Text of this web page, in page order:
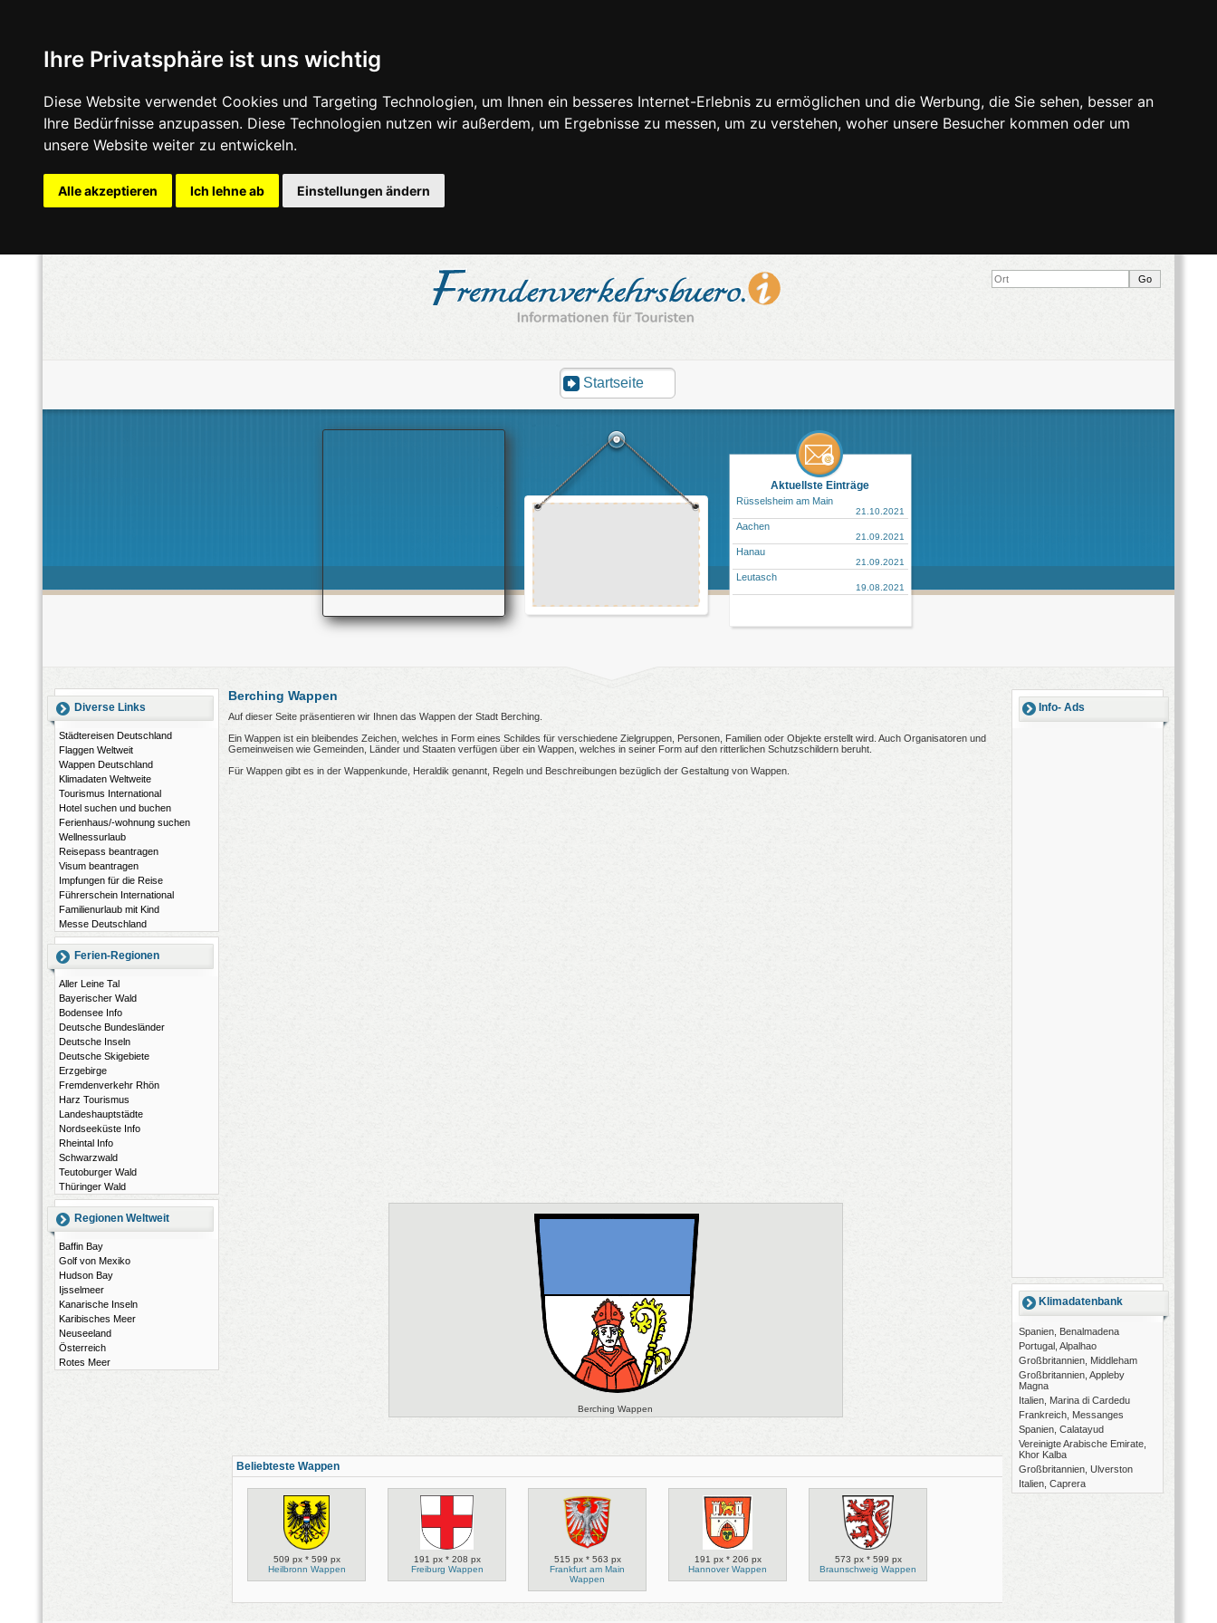
Ihre Privatsphäre ist uns wichtig
Diese Website verwendet Cookies und Targeting Technologien, um Ihnen ein besseres Internet-Erlebnis zu ermöglichen und die Werbung, die Sie sehen, besser an
Ihre Bedürfnisse anzupassen. Diese Technologien nutzen wir außerdem, um Ergebnisse zu messen, um zu verstehen, woher unsere Besucher kommen oder um
unsere Website weiter zu entwickeln.
Alle akzeptieren Ich lehne ab Einstellungen ändern
Startseite
Aktuellste Einträge
Rüsselsheim am Main
21.10.2021
Aachen
21.09.2021
Hanau
21.09.2021
Leutasch
19.08.2021
Diverse Links
Städtereisen Deutschland
Flaggen Weltweit
Wappen Deutschland
Klimadaten Weltweite
Tourismus International
Hotel suchen und buchen
Ferienhaus/-wohnung suchen
Wellnessurlaub
Reisepass beantragen
Visum beantragen
Impfungen für die Reise
Führerschein International
Familienurlaub mit Kind
Messe Deutschland
Ferien-Regionen
Aller Leine Tal
Bayerischer Wald
Bodensee Info
Deutsche Bundesländer
Deutsche Inseln
Deutsche Skigebiete
Erzgebirge
Fremdenverkehr Rhön
Harz Tourismus
Landeshauptstädte
Nordseeküste Info
Rheintal Info
Schwarzwald
Teutoburger Wald
Thüringer Wald
Regionen Weltweit
Baffin Bay
Golf von Mexiko
Hudson Bay
Ijsselmeer
Kanarische Inseln
Karibisches Meer
Neuseeland
Österreich
Rotes Meer
Info- Ads
Klimadatenbank
Spanien, Benalmadena
Portugal, Alpalhao
Großbritannien, Middleham
Großbritannien, Appleby
Magna
Italien, Marina di Cardedu
Frankreich, Messanges
Spanien, Calatayud
Vereinigte Arabische Emirate,
Khor Kalba
Großbritannien, Ulverston
Italien, Caprera
Berching Wappen
Auf dieser Seite präsentieren wir Ihnen das Wappen der Stadt Berching.
Ein Wappen ist ein bleibendes Zeichen, welches in Form eines Schildes für verschiedene Zielgruppen, Personen, Familien oder Objekte erstellt wird. Auch Organisatoren und
Gemeinweisen wie Gemeinden, Länder und Staaten verfügen über ein Wappen, welches in seiner Form auf den ritterlichen Schutzschildern beruht.
Für Wappen gibt es in der Wappenkunde, Heraldik genannt, Regeln und Beschreibungen bezüglich der Gestaltung von Wappen.
Berching Wappen
Beliebteste Wappen
509 px * 599 px
Heilbronn Wappen
191 px * 208 px
Freiburg Wappen
515 px * 563 px
Frankfurt am Main
Wappen
191 px * 206 px
Hannover Wappen
573 px * 599 px
Braunschweig Wappen